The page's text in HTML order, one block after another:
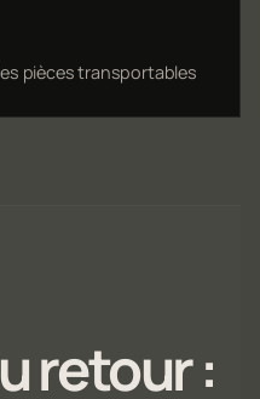
pièces transportables
retour :